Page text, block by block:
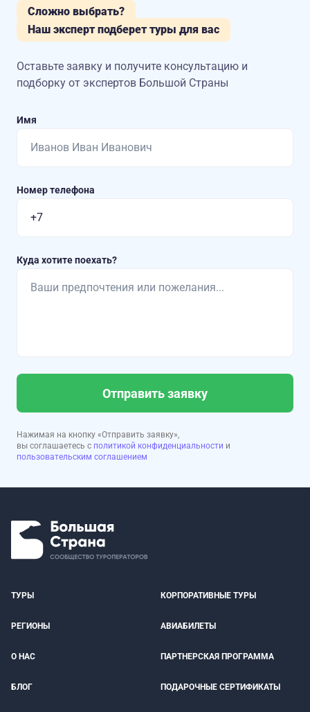
Сложно выбрать?
Наш эксперт подберет туры для вас
Оставьте заявку и получите консультацию и
подборку от экспертов Большой Страны
Имя
Номер телефона
Куда хотите поехать?
Отправить заявку
Нажимая на кнопку «Отправить заявку»,
вы соглашаетесь с политикой конфиденциальности и
пользовательским соглашением
ТУРЫ КОРПОРАТИВНЫЕ ТУРЫ
РЕГИОНЫ АВИАБИЛЕТЫ
О НАС ПАРТНЕРСКАЯ ПРОГРАММА
БЛОГ ПОДАРОЧНЫЕ СЕРТИФИКАТЫ